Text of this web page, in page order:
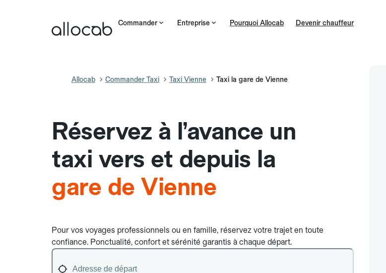
Commander Entreprise Pourquoi Allocab Devenir chauffeur
Allocab Commander Taxi Taxi Vienne Taxi la gare de Vienne
Réservez à l’avance un
taxi vers et depuis la
gare de Vienne
Pour vos voyages professionnels ou en famille, réservez votre trajet en toute
confiance. Ponctualité, confort et sérénité garantis à chaque départ.